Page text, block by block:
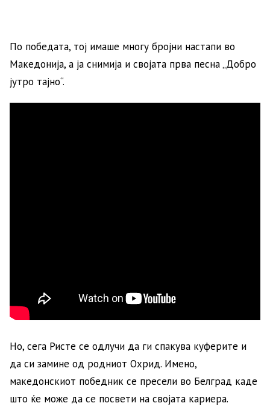
По победата, тој имаше многу бројни настапи во
Македонија, а ја снимија и својата прва песна „Добро
јутро тајно“.
Но, сега Ристе се одлучи да ги спакува куферите и
да си замине од родниот Охрид. Имено,
македонскиот победник се пресели во Белград каде
што ќе може да се посвети на својата кариера.